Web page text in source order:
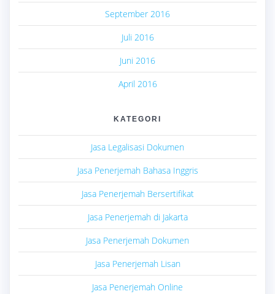
September 2016
Juli 2016
Juni 2016
April 2016
KATEGORI
Jasa Legalisasi Dokumen
Jasa Penerjemah Bahasa Inggris
Jasa Penerjemah Bersertifikat
Jasa Penerjemah di Jakarta
Jasa Penerjemah Dokumen
Jasa Penerjemah Lisan
Jasa Penerjemah Online